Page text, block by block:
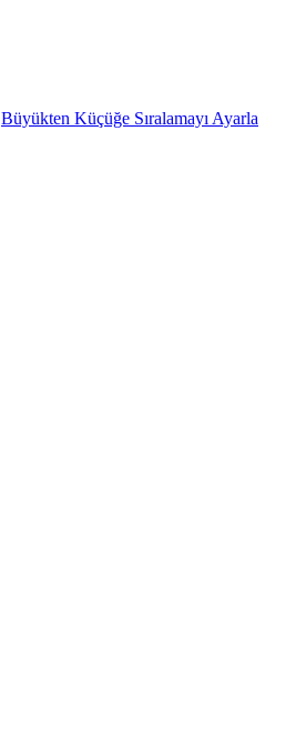
Büyükten Küçüğe Sıralamayı Ayarla